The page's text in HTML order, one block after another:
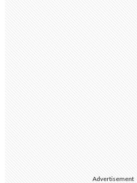
Advertisement